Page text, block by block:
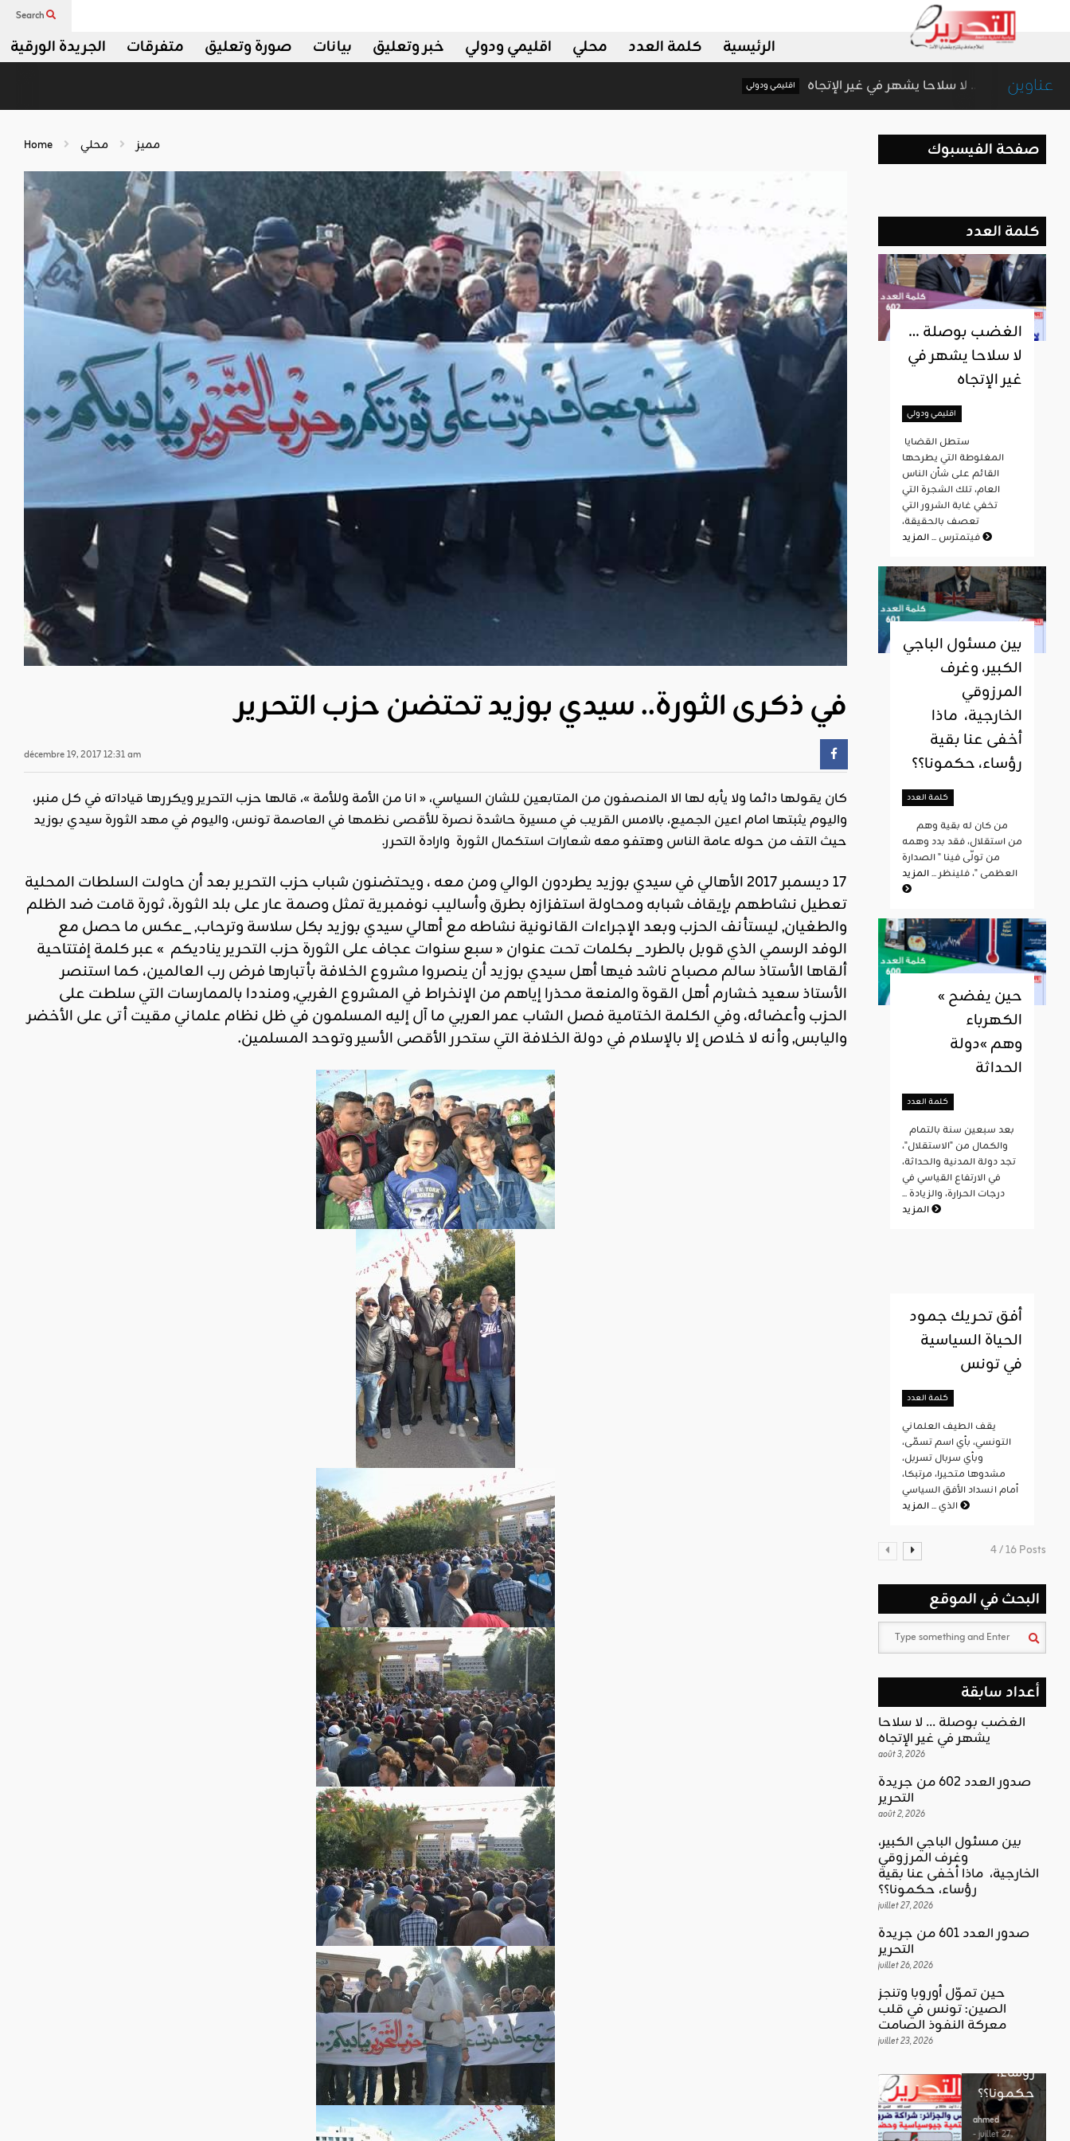
Search
الجريدة الورقية متفرقات صورة وتعليق بيانات خبر وتعليق اقليمي ودولي محلي كلمة العدد الرئيسية
عناوين الغضب بوصلة … لا سلاحا يشهر في غير الإتجاه ودولي
Home مميز محلي
في ذكرى الثورة.. سيدي بوزيد تحتضن حزب التحرير
décembre 19, 2017 12:31 am
كان يقولها دائما ولا يأبه لها الا المنصفون من المتابعين للشان السياسي، « انا من الأمة وللأمة »، قالها حزب التحرير ويكررها قياداته في كل منبر،
واليوم يثبتها امام اعين الجميع، بالامس القريب في مسيرة حاشدة نصرة للأقصى نظمها في العاصمة تونس، واليوم في مهد الثورة سيدي بوزيد
حيث التف من حوله عامة الناس وهتفو معه شعارات استكمال الثورة وارادة التحرر.
17 ديسمبر 2017 ا لأهالي في سيدي بوزيد يطردون الوالي ومن معه ، ويحتضنون شباب حزب التحرير بعد أن حاولت السلطات المحلية
تعطيل نشاطهم بإيقاف شبابه ومحاولة استفزازه بطرق وأساليب نوفمبريةتمثل وصمة عار على بلد الثورة، ثورة قامت ضد الظلم
والطغيان,ليستأنف الحزب وبعد الإجراءات القانونية نشاطه معأهالي سيدي بوزيد بكل سلاسة وترحاب,_عكس ما حصل مع
الوفد الرسمي الذي قوبل بالطرد_ بكلمات تحت عنوان « سبع سنوات عجاف على الثورة حزب التحرير يناديكم » عبر كلمة إفتتاحية
ألقاها الأستاذ سالم مصباح ناشد فيها أهل سيدي بوزيدأن ينصروا مشروع الخلافة بأتبارها فرض رب العالمين، كما استنصر
الأستاذ سعيد خشارمأهل القوة والمنعة محذرا إياهم من الإنخراط في المشروع الغربي,ومنددا بالممارسات التي سلطت على
الحزب وأعضائه، وفي الكلمة الختامية فصل الشاب عمر العربي ما آل إليه المسلمون في ظل نظام علماني مقيتأتى على الأخضر
واليابس,وأنه لا خلاص إلا بالإسلام في دولة الخلافة التي ستحررالأقصى الأسير وتوحد المسلمين.
صفحة الفيسبوك
كلمة العدد
الغضب بوصلة …
لا سلاحا يشهر في
غير الإتجاه
اقليمي ودولي
المغلوطة التي يطرحها
القائم على شأن الناس
العام، تلك الشجرة التي
تخفي غابة الشرور التي
تعصف بالحقيقة،
فيتمترس ...المزيد
بين مسئول الباجي
الكبير، وغرف
المرزوقي
الخارجية، ماذا
أخفى عنا بقية
رؤساء، حكمونا؟؟
كلمة العدد
من استقلال، فقد بدد وهمه
من تولّى فينا " الصدارة
العظمى "، فلينظر ...المزيد
« حين يفضح
الكهرباء
وهم »دولة
الحداثة
كلمة العدد
والكمال من "الاستقلال"،
تجد دولة المدنية والحداثة،
في الارتفاع القياسي في
درجات الحرارة، والزيادة ...
المزيد
أفق تحريك جمود
الحياة السياسية
في تونس
كلمة العدد
يقف الطيف العلماني
التونسي، بأي اسم تسمّى،
وبأي سربال تسربل،
مشدوها متحيرا، مرتبكا،
أمام انسداد الأفق السياسي
الذي ...المزيد
4 / 16 Posts
البحث في الموقع
أعداد سابقة
الغضب بوصلة … لا سلاحا
يشهر في غير الإتجاه
août 3, 2026
صدور العدد 602 من جريدة
التحرير
août 2, 2026
بين مسئول الباجي الكبير،
وغرف المرزوقي
الخارجية، ماذا أخفى عنا بقية
رؤساء، حكمونا؟؟
juillet 27, 2026
صدور العدد 601 من جريدة
التحرير
juillet 26, 2026
حين تموّل أوروبا وتنجز
الصين: تونس في قلب
معركة النفوذ الصامت
juillet 23, 2026
بين
الباجي
المرزوقي
الخارجية،
ماذا أخفى
رؤساء،
حكمونا؟؟
ahmed
- juillet 27,